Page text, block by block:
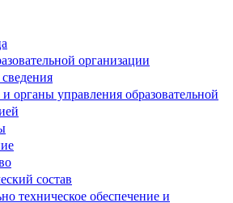
организации
органы управления образовательной
состав
техническое обеспечение и